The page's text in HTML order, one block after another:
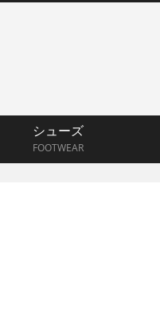
シューズ
FOOTWEAR